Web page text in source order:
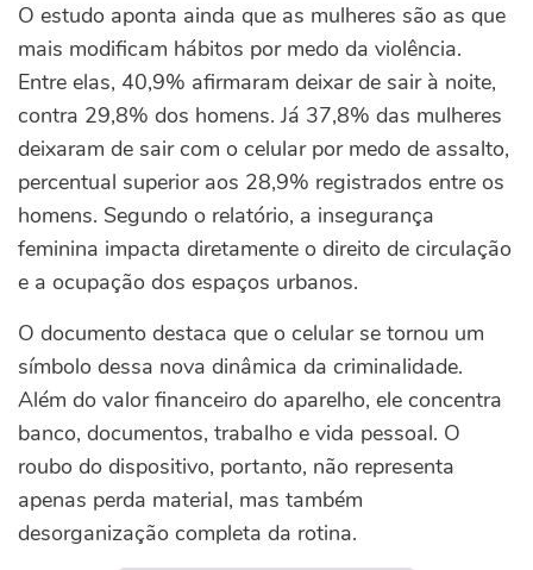
O estudo aponta ainda que as mulheres são as que
mais modificam hábitos por medo da violência.
Entre elas, 40,9% afirmaram deixar de sair à noite,
contra 29,8% dos homens. Já 37,8% das mulheres
deixaram de sair com o celular por medo de assalto,
percentual superior aos 28,9% registrados entre os
homens. Segundo o relatório, a insegurança
feminina impacta diretamente o direito de circulação
e a ocupação dos espaços urbanos.
O documento destaca que o celular se tornou um
símbolo dessa nova dinâmica da criminalidade.
Além do valor financeiro do aparelho, ele concentra
banco, documentos, trabalho e vida pessoal. O
roubo do dispositivo, portanto, não representa
apenas perda material, mas também
desorganização completa da rotina.